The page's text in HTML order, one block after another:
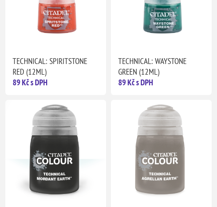
TECHNICAL: SPIRITSTONE
RED (12ML)
89 Kč s DPH
TECHNICAL: WAYSTONE
GREEN (12ML)
89 Kč s DPH